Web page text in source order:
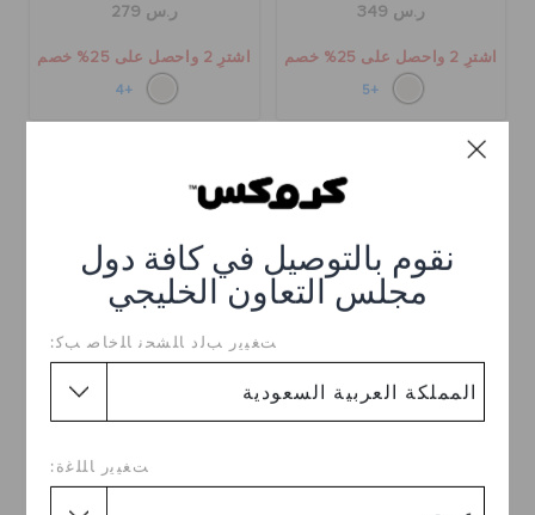
نقوم بالتوصيل في كافة دول
مجلس التعاون الخليجي
ﺖﻐﻴﻳﺭ ﺐﻟﺩ ﺎﻠﺸﺤﻧ ﺎﻠﺧﺎﺻ ﺐﻛ:
ﺖﻐﻴﻳﺭ ﺎﻠﻠﻏﺓ:
ر.س 349
اشترِ 2 واحصل على 25% خصم
+5
ر.س 279
اشترِ 2 واحصل على 25% خصم
+4
حذاء كلوغ بيلا
حذاء كلوغ بروكلين ووفن
ر.س 379